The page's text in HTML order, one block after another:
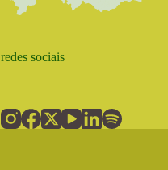
redes sociais